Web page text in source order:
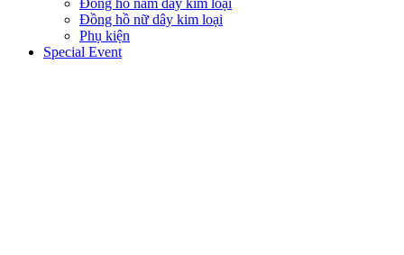
Đồng hồ nam dây kim loại
Đồng hồ nữ dây kim loại
Phụ kiện
Special Event